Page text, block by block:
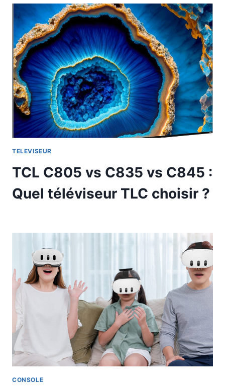
TELEVISEUR
TCL C805 vs C835 vs C845 :
Quel téléviseur TLC choisir ?
CONSOLE